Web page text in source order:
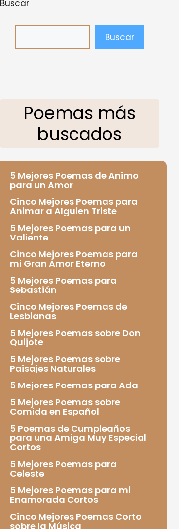
Buscar
Buscar
Poemas más
buscados
5 Mejores Poemas de Animo
para un Amor
Cinco Mejores Poemas para
Animar a Alguien Triste
5 Mejores Poemas para un
Valiente
Cinco Mejores Poemas para
mi Gran Amor Eterno
5 Mejores Poemas para
Sebastián
Cinco Mejores Poemas de
Lesbianas
5 Mejores Poemas sobre Don
Quijote
5 Mejores Poemas sobre
Paisajes Naturales
5 Mejores Poemas para Ada
5 Mejores Poemas sobre
Comida en Español
5 Poemas de Cumpleaños
para una Amiga Muy Especial
Cortos
5 Mejores Poemas para
Celeste
5 Mejores Poemas para mi
Enamorada Cortos
Cinco Mejores Poemas Corto
sobre la Música